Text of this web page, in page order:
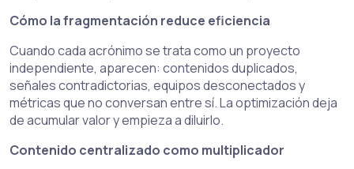
Cómo la fragmentación reduce eficiencia
Cuando cada acrónimo se trata como un proyecto
independiente, aparecen: contenidos duplicados,
señales contradictorias, equipos desconectados y
métricas que no conversan entre sí. La optimización deja
de acumular valor y empieza a diluirlo.
Contenido centralizado como multiplicador